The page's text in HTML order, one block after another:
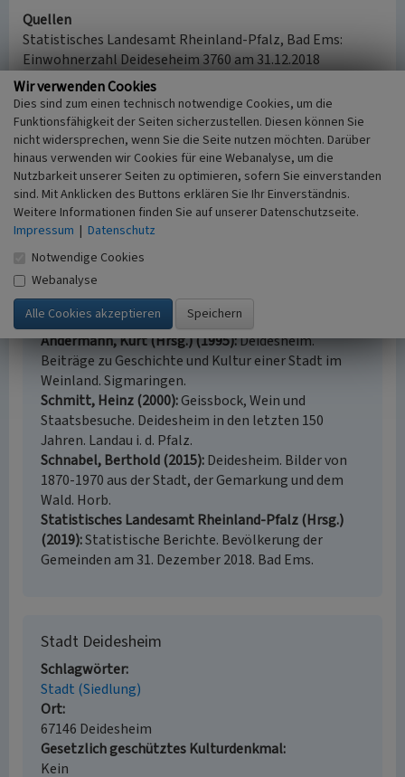
Quellen
Statistisches Landesamt Rheinland-Pfalz, Bad Ems:
Einwohnerzahl Deideseheim 3760 am 31.12.2018
Internet
www.vg-deidesheim.de: Entstehung & Geschichte der
Verbandsgemeinde Deidesheim (abgerufen 05.11.2019)
www.deutscheweine.de: Weinstadt Deidesheim: Hort
deutscher Qualitätsweinkultur (abgerufen 21.11.2019)
statistik.rlp.de : Mein Dorf, meine Stadt: Stadt Deidesheim
(abgerufen 22.11.2019)
www.cittaslow.de: Cittaslow Deutschland (abgerufen
20.01.2020)
Literatur
Andermann, Kurt (Hrsg.) (1995) Deidesheim.
Beiträge zu Geschichte und Kultur einer Stadt im
Weinland. Sigmaringen.
Schmitt, Heinz (2000) Geissbock, Wein und
Staatsbesuche. Deidesheim in den letzten 150
Jahren. Landau i. d. Pfalz.
Schnabel, Berthold (2015) Deidesheim. Bilder von
1870-1970 aus der Stadt, der Gemarkung und dem
Wald. Horb.
Statistisches Landesamt Rheinland-Pfalz (Hrsg.)
(2019) Statistische Berichte. Bevölkerung der
Gemeinden am 31. Dezember 2018. Bad Ems.
Stadt Deidesheim
Schlagwörter
Stadt (Siedlung)
Ort
67146 Deidesheim
Gesetzlich geschütztes Kulturdenkmal
Kein
Wir verwenden Cookies
Dies sind zum einen technisch notwendige Cookies, um die
Funktionsfähigkeit der Seiten sicherzustellen. Diesen können Sie
nicht widersprechen, wenn Sie die Seite nutzen möchten. Darüber
hinaus verwenden wir Cookies für eine Webanalyse, um die
Nutzbarkeit unserer Seiten zu optimieren, sofern Sie einverstanden
sind. Mit Anklicken des Buttons erklären Sie Ihr Einverständnis.
Weitere Informationen finden Sie auf unserer Datenschutzseite.
Impressum | Datenschutz
Notwendige Cookies
Webanalyse